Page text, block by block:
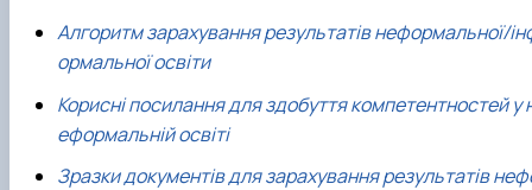
Алгоритм зарахування результатів неформальної/
ормальної освіти
Корисні посилання для здобуття компетентностей у
еформальній освіті
Зразки документів для зарахування результатів